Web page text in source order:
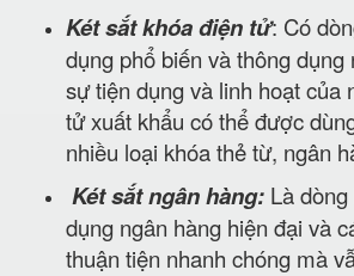
Két sắt khóa điện tử: Có
dụng phổ biến và thông dụng
sự tiện dụng và linh hoạt của
tử xuất khẩu có thể được
nhiều loại khóa thẻ từ, ngân
Két sắt ngân hàng: Là
dụng ngân hàng hiện đại và
thuận tiện nhanh chóng mà